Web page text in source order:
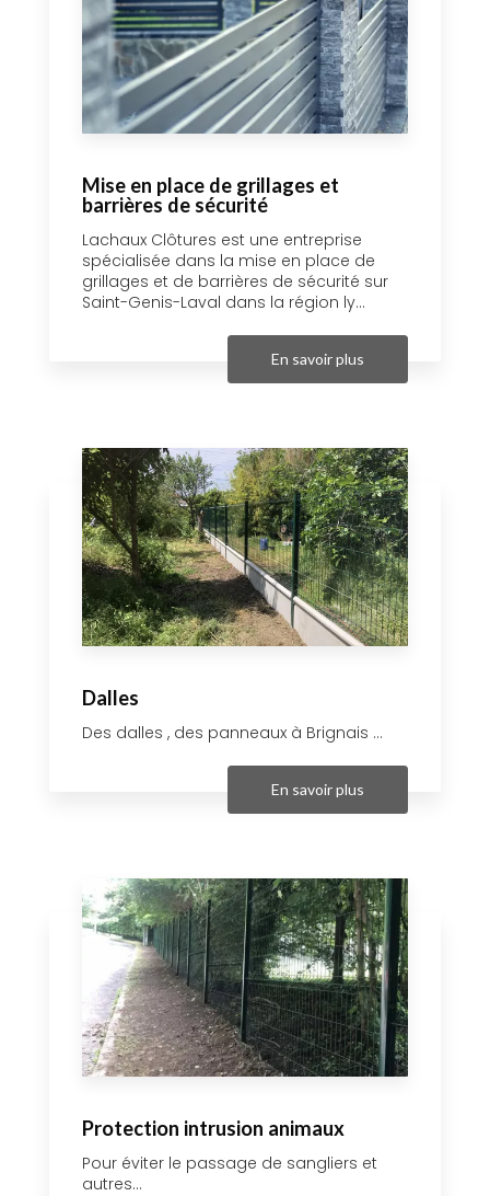
Mise en place de grillages et
barrières de sécurité
Lachaux Clôtures est une entreprise
spécialisée dans la mise en place de
grillages et de barrières de sécurité sur
Saint-Genis-Laval dans la région ly...
En savoir plus
Dalles
Des dalles , des panneaux à Brignais ...
En savoir plus
Protection intrusion animaux
Pour éviter le passage de sangliers et
autres...